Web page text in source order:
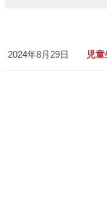
2024年8月29日 児